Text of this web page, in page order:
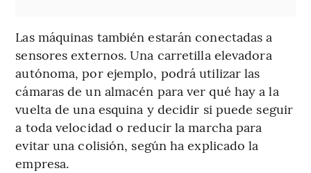
Las máquinas también estarán conectadas a
sensores externos. Una carretilla elevadora
autónoma, por ejemplo, podrá utilizar las
cámaras de un almacén para ver qué hay a la
vuelta de una esquina y decidir si puede seguir
a toda velocidad o reducir la marcha para
evitar una colisión, según ha explicado la
empresa.